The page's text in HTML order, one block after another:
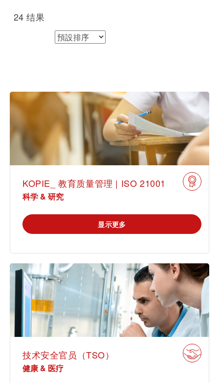
运输 & 交通
所有解决方案
电子电气服务
运动 & 健身
建筑 & 房地产
IT & 安全
认证
工业
食品
贸易 & 商业
可持续发展
通信技术
市政设施
车辆
创新
创新平台
关于我们
地点
原则声明
中国区最高管理层宣言
公开信息
TÜV奥地利企业社会责任 (CSR) 报告
2025
24 结果
KOPIE_ 教育质量管理 | ISO 21001
科学 & 研究
显示更多
技术安全官员（TSO）
健康 & 医疗
证书验证
查找TÜV奥地利工作机会
tami by TÜV AUSTRIA - 您的线上
平台
申请科学奖